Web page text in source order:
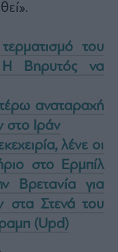
του
Βηρυτός να
αναταραχή
στο Ιράν
λένε οι
στο Ερμπίλ
Βρετανία για
στα Στενά του
(Upd)